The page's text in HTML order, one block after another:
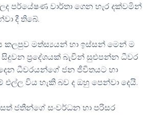
පර්යේෂණ වාර්තා ගෙන හැර දක්වමින්
දී තිබේ.
කලපුව මත්ස්‍යයන් හා ඉස්සන් මෙන් ම
ප්‍රදේශයක් බැවින් සුළුපන්න ධීවර
ධීවරයන්ගේ ජන ජීවිතයට හා
විය හැකි බව ද ඔහු පෙන්වා දෙයි.
ජතීන්ගේ සංවර්ධන හා පරිසර